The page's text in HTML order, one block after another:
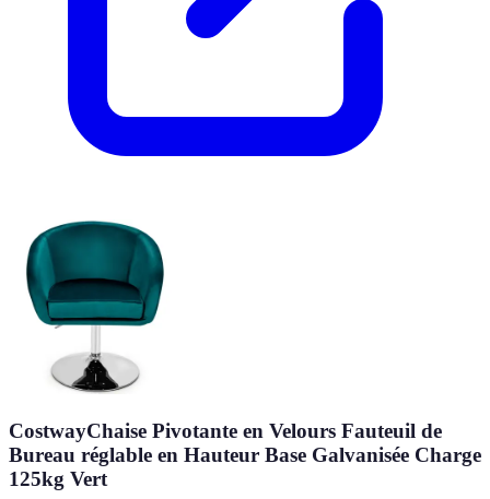
CostwayChaise Pivotante en Velours Fauteuil de
Bureau réglable en Hauteur Base Galvanisée Charge
125kg Vert